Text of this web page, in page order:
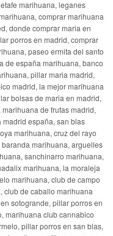
marihuana, leganes
comprar marihuana
donde comprar maria en
porros en madrid, comprar
paseo ermita del santo
de españa marihuana, banco
pillar maria madrid,
madrid, la mejor marihuana
bolsas de maria en madrid,
de frutas madrid,
españa, san blas
marihuana, cruz del rayo
marihuana, arguelles
sanchinarro marihuana,
marihuana, la moraleja
marihuana, club de campo
club de caballo marihuana
sotogrande, pillar porros en
marihuana club cannabico
pillar porros en san blas,